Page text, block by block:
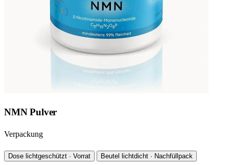
NMN Pulver
Verpackung
Dose lichtgeschützt · Vorrat Beutel lichtdicht · Nachfüllpack